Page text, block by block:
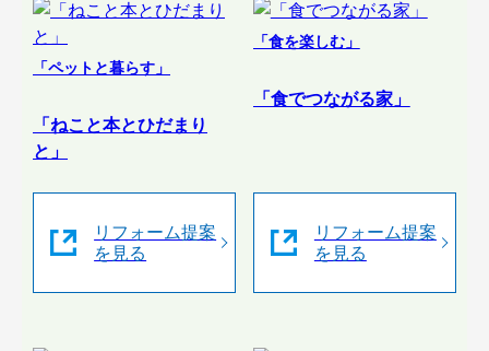
「ペットと暮らす」
「ねこと本とひだまり
と」
リフォーム提案
を見る
「食を楽しむ」
「食でつながる家」
リフォーム提案
を見る